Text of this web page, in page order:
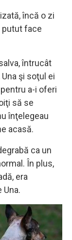
încă o zi
putut face
întrucât
şi soţul ei
a-i oferi
să se
înţelegeau
acasă.
ca un
În plus,
era
Una.